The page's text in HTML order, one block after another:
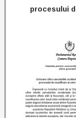
procesului